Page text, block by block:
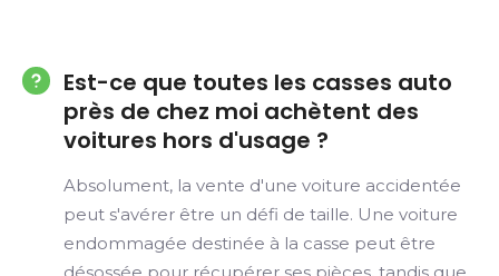
Est-ce que toutes les casses auto
près de chez moi achètent des
voitures hors d'usage ?
Absolument, la vente d'une voiture accidentée
peut s'avérer être un défi de taille. Une voiture
endommagée destinée à la casse peut être